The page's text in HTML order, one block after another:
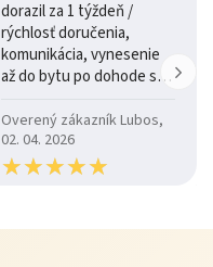
dorazil za 1 týždeň /
rýchlosť doručenia,
komunikácia, vynesenie
až do bytu po dohode so
Overený zákazník Lubos,
02. 04. 2026
★★★★★
★★★★★